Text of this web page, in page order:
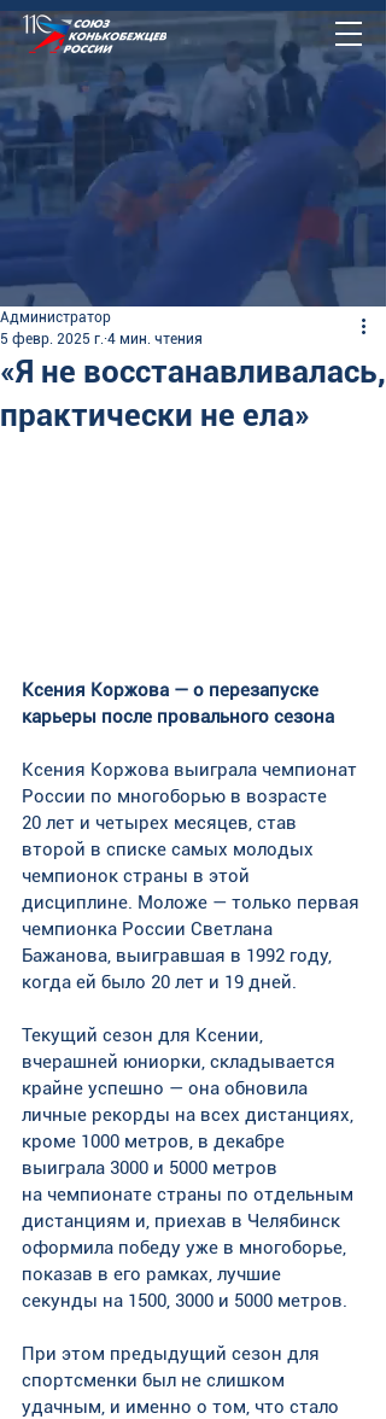
«Я не восстанавливалась,
практически не ела»
Администратор
5 февр. 2025 г. 4 мин. чтения
Ксения Коржова — о перезапуске
карьеры после провального сезона
Ксения Коржова выиграла чемпионат
России по многоборью в возрасте
20 лет и четырех месяцев, став
второй в списке самых молодых
чемпионок страны в этой
дисциплине. Моложе — только первая
чемпионка России Светлана
Бажанова, выигравшая в 1992 году,
когда ей было 20 лет и 19 дней.
Текущий сезон для Ксении,
вчерашней юниорки, складывается
крайне успешно — она обновила
личные рекорды на всех дистанциях,
кроме 1000 метров, в декабре
выиграла 3000 и 5000 метров
на чемпионате страны по отдельным
дистанциям и, приехав в Челябинск
оформила победу уже в многоборье,
показав в его рамках, лучшие
секунды на 1500, 3000 и 5000 метров.
При этом предыдущий сезон для
спортсменки был не слишком
удачным, и именно о том, что стало